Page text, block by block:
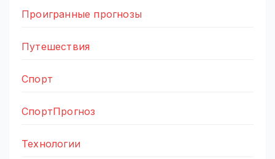
Проигранные прогнозы
Путешествия
Спорт
СпортПрогноз
Технологии